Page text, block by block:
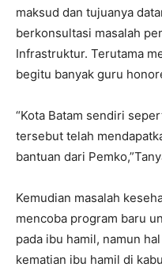
maksud dan tujuanya
berkonsultasi masalah
Infrastruktur. Terutama
begitu banyak guru
“Kota Batam sendiri
tersebut telah
bantuan dari
Kemudian masalah
mencoba program baru
pada ibu hamil, namun
kematian ibu hamil di